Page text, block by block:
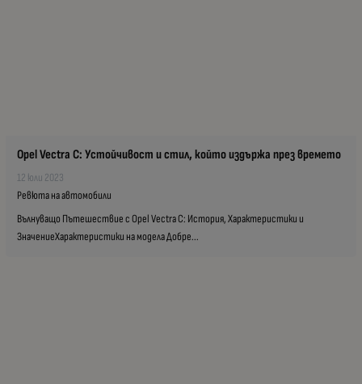
Opel Vectra C: Устойчивост и стил, който издържа през времето
12 юли 2023
Ревюта на автомобили
Вълнуващо Пътешествие с Opel Vectra C: История, Характеристики и
ЗначениеХарактеристики на модела Добре...